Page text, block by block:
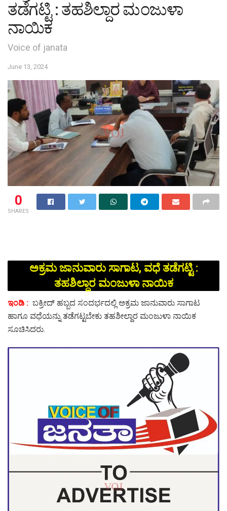
ತಡೆಗಟ್ಟಿ : ತಹಶಿಲ್ದಾರ‌ ಮಂಜುಳಾ
‌ನಾಯಿಕ
Voice of janata
June 13, 2024
0
SHARES
ಅಕ್ರಮ ಜಾನುವಾರು ಸಾಗಾಟ, ವಧೆ ತಡೆಗಟ್ಟಿ :
ತಹಶಿಲ್ದಾರ‌ ಮಂಜುಳಾ ‌ನಾಯಿಕ
ಇಂಡಿ : ಬಕ್ರೀದ್ ಹಬ್ಬದ ಸಂದರ್ಭದಲ್ಲಿ ಅಕ್ರಮ ಜಾನುವಾರು ಸಾಗಾಟ
ಹಾಗೂ ವಧೆಯನ್ನು ತಡೆಗಟ್ಟಬೇಕು ತಹಶೀಲ್ದಾರ ಮಂಜುಳಾ ನಾಯಿಕ
ಸೂಚಿಸಿದರು.